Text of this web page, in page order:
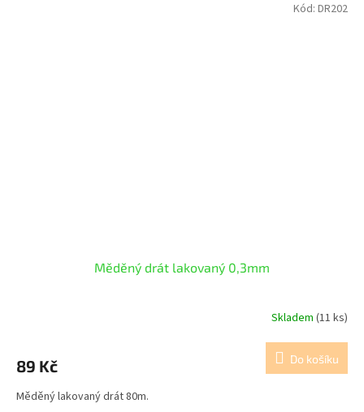
Měděný drát lakovaný 0,3mm
Skladem (11 ks)
89 Kč Do košíku
Měděný lakovaný drát 80m.
Kód: DR202